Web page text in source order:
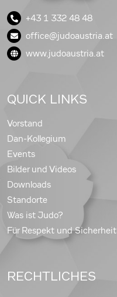
+43 1 332 48 48
office@judoaustria.at
www.judoaustria.at
QUICK LINKS
Vorstand
Dan-Kollegium
Events
Bilder und Videos
Downloads
Standorte
Was ist Judo?
Für Respekt und Sicherheit
RECHTLICHES